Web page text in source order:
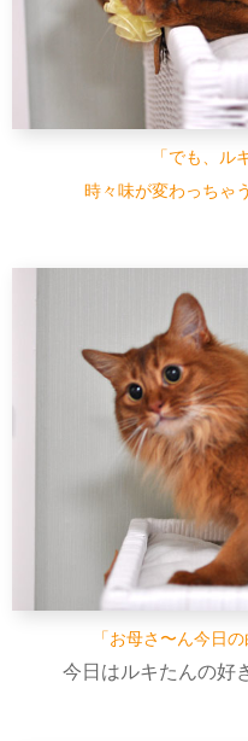
「でも、ル
時々味が変わっちゃ
「お母さ〜ん今日
今日はルキたんの好